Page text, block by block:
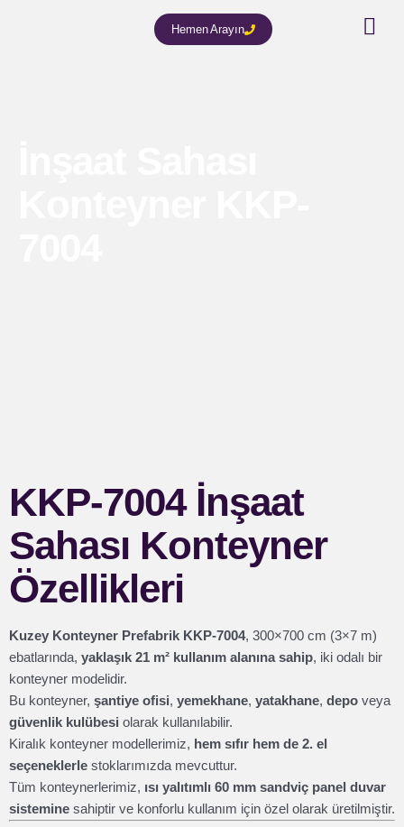
Hemen Arayın
KKP-7004 İnşaat
Sahası Konteyner
Özellikleri
Kuzey Konteyner Prefabrik KKP-7004, 300×700 cm (3×7 m)
ebatlarında, yaklaşık 21 m² kullanım alanına sahip, iki odalı bir
konteyner modelidir.
Bu konteyner, şantiye ofisi, yemekhane, yatakhane, depo veya
güvenlik kulübesi olarak kullanılabilir.
Kiralık konteyner modellerimiz, hem sıfır hem de 2. el
seçeneklerle stoklarımızda mevcuttur.
Tüm konteynerlerimiz, ısı yalıtımlı 60 mm sandviç panel duvar
sistemine sahiptir ve konforlu kullanım için özel olarak üretilmiştir.